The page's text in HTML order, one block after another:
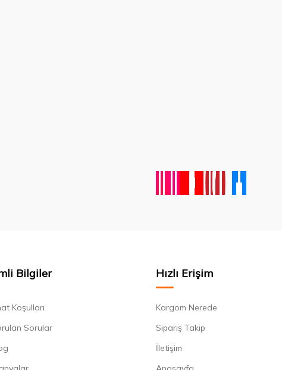
Bilgiler
Koşulları
Sorular
Hızlı Erişim
Kargom Nerede
Sipariş Takip
İletişim